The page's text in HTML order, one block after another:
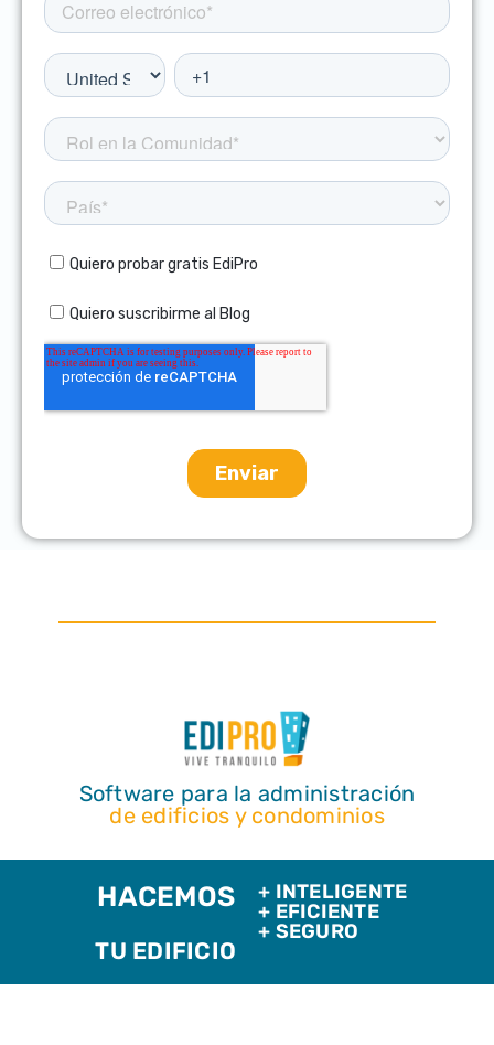
Software para la administración
de edificios y condominios
HACEMOS
TU EDIFICIO
+ INTELIGENTE
+ EFICIENTE
+ SEGURO